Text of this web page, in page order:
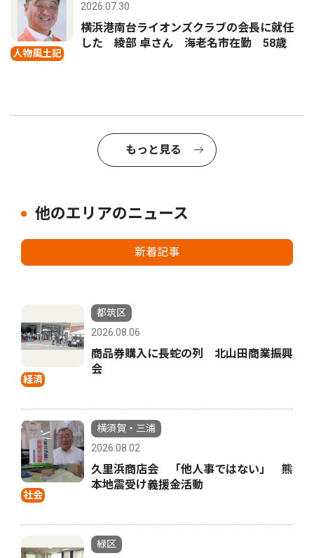
人物風土記
2026.07.30
横浜港南台ライオンズクラブの会長に就任
した 綾部 卓さん 海老名市在勤 58歳
もっと見る
他のエリアのニュース
新着記事
経済
都筑区
2026.08.06
商品券購入に長蛇の列 北山田商業振興
会
社会
横須賀・三浦
2026.08.02
久里浜商店会 「他人事ではない」 熊
本地震受け義援金活動
緑区